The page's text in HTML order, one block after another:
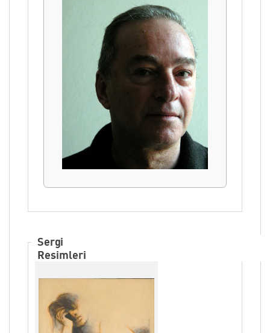
Selanik kökenli, Samsun 1941 doğumlu
mezunudur.
Orhan Taylan'ın eserleri dünyanın ve
Sergi
Resimleri